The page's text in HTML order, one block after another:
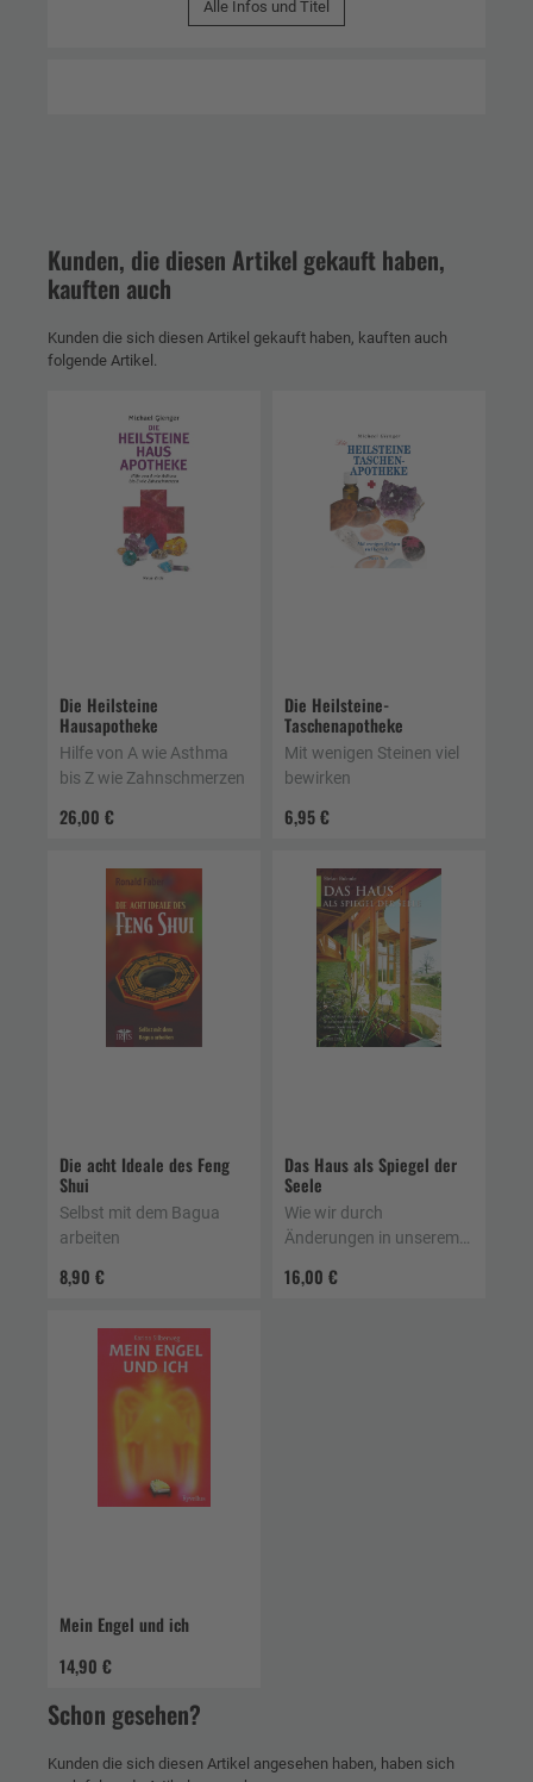
Alle Infos und Titel
Kunden, die diesen Artikel gekauft haben,
kauften auch
Kunden die sich diesen Artikel gekauft haben, kauften auch
folgende Artikel.
Die Heilsteine
Hausapotheke
26,00 €
Hilfe von A wie Asthma
bis Z wie Zahnschmerzen
Die Heilsteine-
Taschenapotheke
6,95 €
Mit wenigen Steinen viel
bewirken
Die acht Ideale des Feng
Shui
8,90 €
Selbst mit dem Bagua
arbeiten
Das Haus als Spiegel der
Seele
16,00 €
Wie wir durch
Änderungen in unserem
heilen
Mein Engel und ich
14,90 €
Schon gesehen?
Kunden die sich diesen Artikel angesehen haben, haben sich